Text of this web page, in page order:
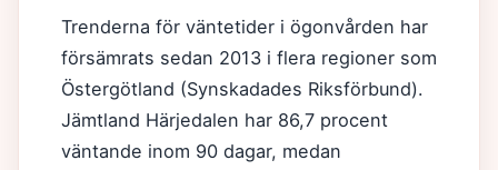
Trenderna för väntetider i ögonvården har
försämrats sedan 2013 i flera regioner som
Östergötland (Synskadades Riksförbund).
Jämtland Härjedalen har 86,7 procent
väntande inom 90 dagar, medan